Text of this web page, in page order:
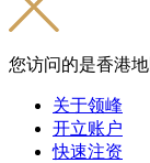
您访问的是香港
关于领峰
开立账户
快速注资